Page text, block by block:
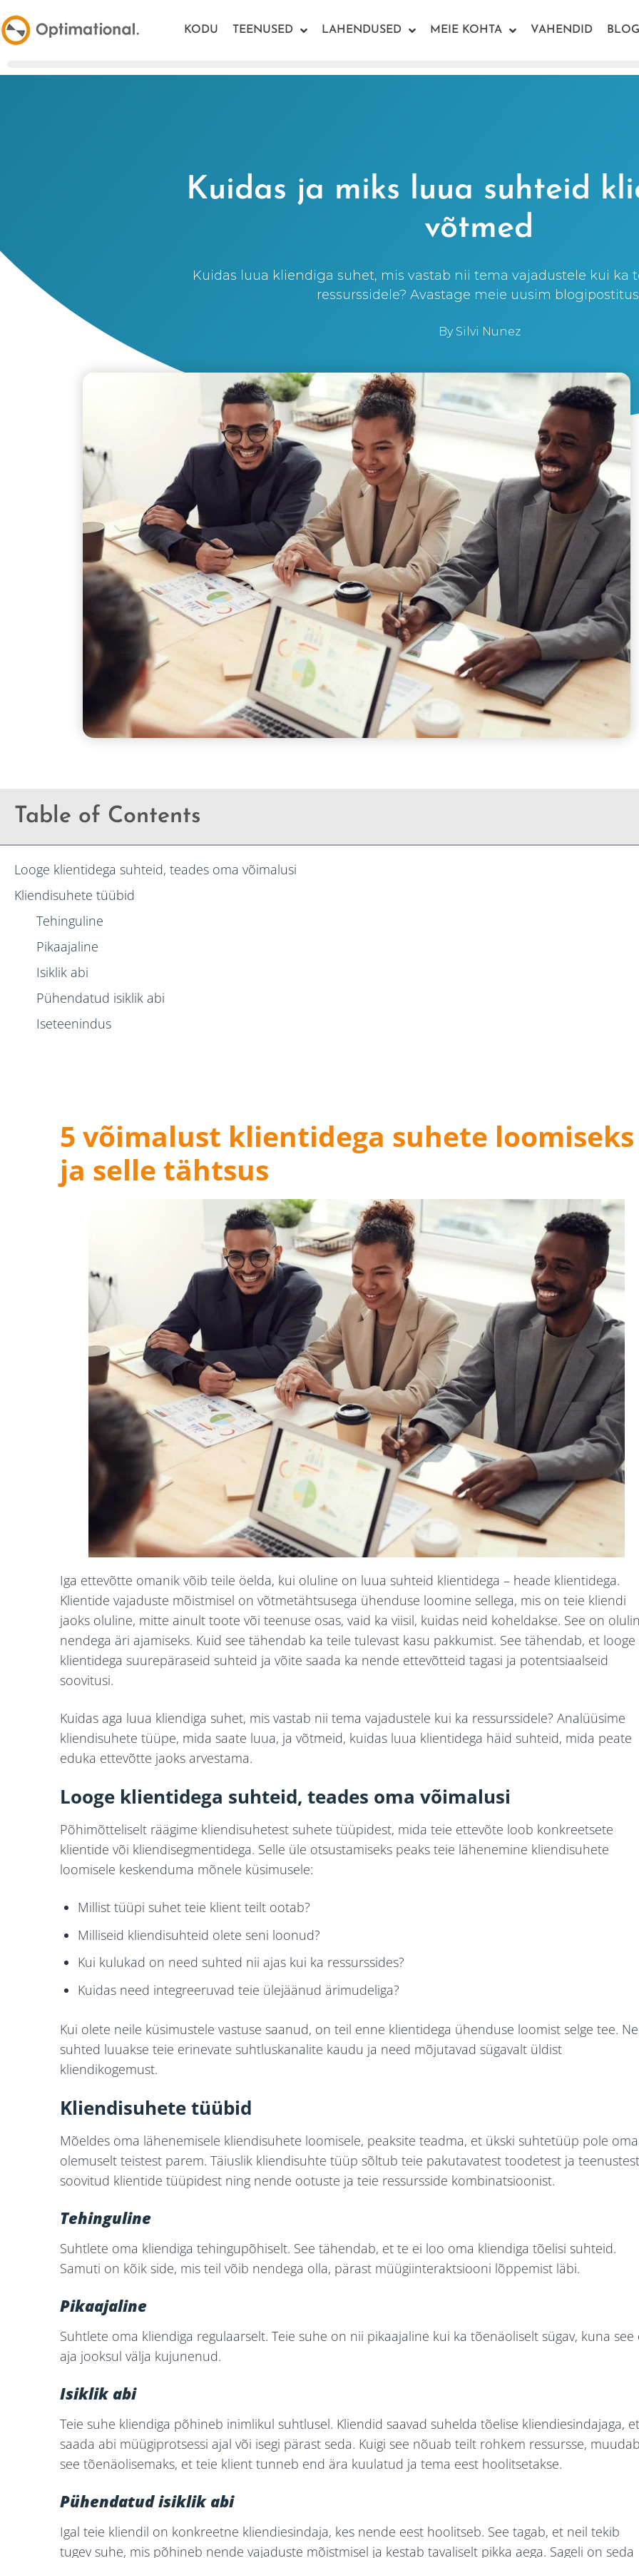
KODU TEENUSED LAHENDUSED MEIE KOHTA VAHENDID
Kuidas ja miks luua suhteid
võtmed
Kuidas luua kliendiga suhet, mis vastab nii tema vajadustele kui ka
ressurssidele? Avastage meie uusim
BySilvi Nunez
Table of Contents
Looge klientidega suhteid, teades oma võimalusi
Kliendisuhete tüübid
Tehinguline
Pikaajaline
Isiklik abi
Pühendatud isiklik abi
Iseteenindus
Küsi tagasisidet
Näita tunnustust
Tõlgi oma sisu
Viimased mõtted klientidega suhete loomise kohta
5 võimalust klientidega suhete loomiseks
ja selle tähtsus
Iga ettevõtte omanik võib teile öelda, kui oluline on luua suhteid klientidega – heade klientidega.
Klientide vajaduste mõistmisel on võtmetähtsusega ühenduse loomine sellega, mis on teie kliendi
jaoks oluline, mitte ainult toote või teenuse osas, vaid ka viisil, kuidas neid koheldakse. See on
nendega äri ajamiseks. Kuid see tähendab ka teile tulevast kasu pakkumist. See tähendab, et looge
klientidega suurepäraseid suhteid ja võite saada ka nende ettevõtteid tagasi ja potentsiaalseid
soovitusi.
Kuidas aga luua kliendiga suhet, mis vastab nii tema vajadustele kui ka ressurssidele? Analüüsime
kliendisuhete tüüpe, mida saate luua, ja võtmeid, kuidas luua klientidega häid suhteid, mida peate
eduka ettevõtte jaoks arvestama.
Looge klientidega suhteid, teades oma võimalusi
Põhimõtteliselt räägime kliendisuhetest suhete tüüpidest, mida teie ettevõte loob konkreetsete
klientide või kliendisegmentidega. Selle üle otsustamiseks peaks teie lähenemine kliendisuhete
loomisele keskenduma mõnele küsimusele:
Millist tüüpi suhet teie klient teilt ootab?
Milliseid kliendisuhteid olete seni loonud?
Kui kulukad on need suhted nii ajas kui ka ressurssides?
Kuidas need integreeruvad teie ülejäänud ärimudeliga?
Kui olete neile küsimustele vastuse saanud, on teil enne klientidega ühenduse loomist selge tee.
suhted luuakse teie erinevate suhtluskanalite kaudu ja need mõjutavad sügavalt üldist
kliendikogemust.
Kliendisuhete tüübid
Mõeldes oma lähenemisele kliendisuhete loomisele, peaksite teadma, et ükski suhtetüüp pole oma
olemuselt teistest parem. Täiuslik kliendisuhte tüüp sõltub teie pakutavatest toodetest ja
soovitud klientide tüüpidest ning nende ootuste ja teie ressursside kombinatsioonist.
Tehinguline
Suhtlete oma kliendiga tehingupõhiselt. See tähendab, et te ei loo oma kliendiga tõelisi suhteid.
Samuti on kõik side, mis teil võib nendega olla, pärast müügiinteraktsiooni lõppemist läbi.
Pikaajaline
Suhtlete oma kliendiga regulaarselt. Teie suhe on nii pikaajaline kui ka tõenäoliselt sügav, kuna see
aja jooksul välja kujunenud.
Isiklik abi
Teie suhe kliendiga põhineb inimlikul suhtlusel. Kliendid saavad suhelda tõelise kliendiesindajaga, et
saada abi müügiprotsessi ajal või isegi pärast seda. Kuigi see nõuab teilt rohkem ressursse,
see tõenäolisemaks, et teie klient tunneb end ära kuulatud ja tema eest hoolitsetakse.
Pühendatud isiklik abi
Igal teie kliendil on konkreetne kliendiesindaja, kes nende eest hoolitseb. See tagab, et neil tekib
tugev suhe, mis põhineb nende vajaduste mõistmisel ja kestab tavaliselt pikka aega. Sageli on seda